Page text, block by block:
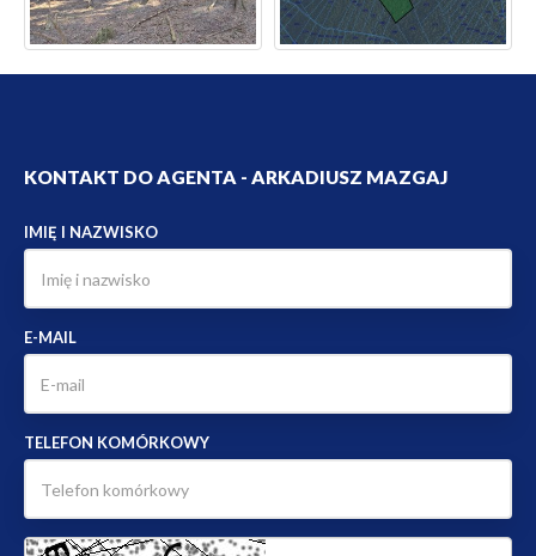
KONTAKT DO AGENTA - ARKADIUSZ MAZGAJ
IMIĘ I NAZWISKO
E-MAIL
TELEFON KOMÓRKOWY